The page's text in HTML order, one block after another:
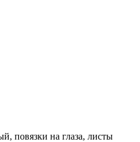
повязки на глаза, листы